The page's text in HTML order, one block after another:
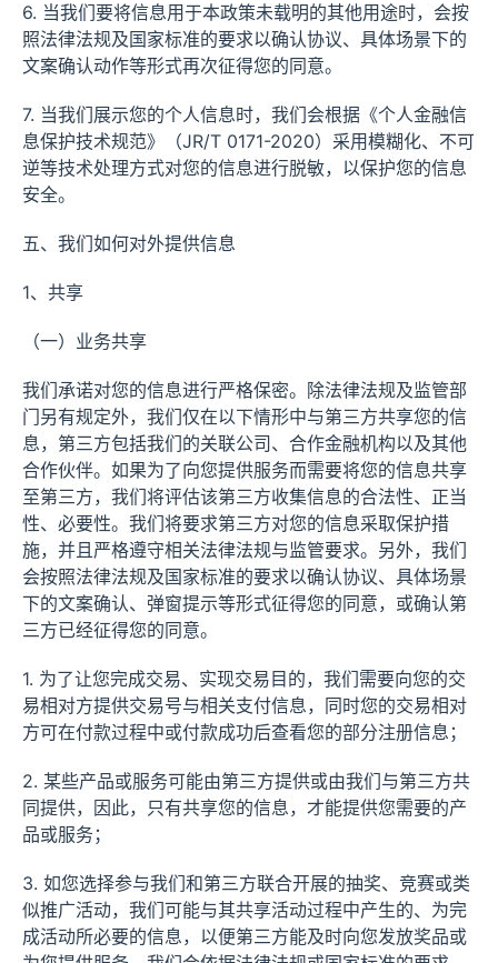
6. 当我们要将信息用于本政策未载明的其他用途时，会按
照法律法规及国家标准的要求以确认协议、具体场景下的
文案确认动作等形式再次征得您的同意。
7. 当我们展示您的个人信息时，我们会根据《个人金融信
息保护技术规范》（JR/T 0171-2020）采用模糊化、不可
逆等技术处理方式对您的信息进行脱敏，以保护您的信息
安全。
五、我们如何对外提供信息
1、共享
（一）业务共享
我们承诺对您的信息进行严格保密。除法律法规及监管部
门另有规定外，我们仅在以下情形中与第三方共享您的信
息，第三方包括我们的关联公司、合作金融机构以及其他
合作伙伴。如果为了向您提供服务而需要将您的信息共享
至第三方，我们将评估该第三方收集信息的合法性、正当
性、必要性。我们将要求第三方对您的信息采取保护措
施，并且严格遵守相关法律法规与监管要求。另外，我们
会按照法律法规及国家标准的要求以确认协议、具体场景
下的文案确认、弹窗提示等形式征得您的同意，或确认第
三方已经征得您的同意。
1. 为了让您完成交易、实现交易目的，我们需要向您的交
易相对方提供交易号与相关支付信息，同时您的交易相对
方可在付款过程中或付款成功后查看您的部分注册信息；
2. 某些产品或服务可能由第三方提供或由我们与第三方共
同提供，因此，只有共享您的信息，才能提供您需要的产
品或服务；
3. 如您选择参与我们和第三方联合开展的抽奖、竞赛或类
似推广活动，我们可能与其共享活动过程中产生的、为完
成活动所必要的信息，以便第三方能及时向您发放奖品或